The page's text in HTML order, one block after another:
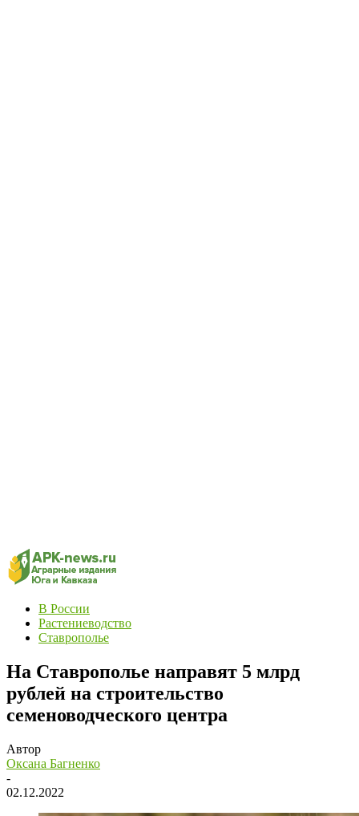
В России
Растениеводство
Ставрополье
На Ставрополье направят 5 млрд
рублей на строительство
семеноводческого центра
Автор
Оксана Багненко
-
02.12.2022